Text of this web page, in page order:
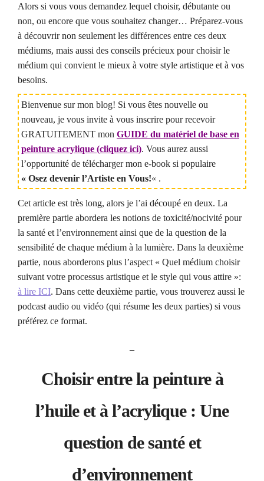
Alors si vous vous demandez lequel choisir, débutante ou
non, ou encore que vous souhaitez changer… Préparez-vous
à découvrir non seulement les différences entre ces deux
médiums, mais aussi des conseils précieux pour choisir le
médium qui convient le mieux à votre style artistique et à vos
besoins.
Bienvenue sur mon blog! Si vous êtes nouvelle ou
nouveau, je vous invite à vous inscrire pour recevoir
GRATUITEMENT mon GUIDE du matériel de base en
peinture acrylique (cliquez ici). Vous aurez aussi
l’opportunité de télécharger mon e-book si populaire
« Osez devenir l’Artiste en Vous!« .
Cet article est très long, alors je l’ai découpé en deux. La
première partie abordera les notions de toxicité/nocivité pour
la santé et l’environnement ainsi que de la question de la
sensibilité de chaque médium à la lumière. Dans la deuxième
partie, nous aborderons plus l’aspect « Quel médium choisir
suivant votre processus artistique et le style qui vous attire »:
à lire ICI. Dans cette deuxième partie, vous trouverez aussi le
podcast audio ou vidéo (qui résume les deux parties) si vous
préférez ce format.
–
Choisir entre la peinture à
l’huile et à l’acrylique : Une
question de santé et
d’environnement